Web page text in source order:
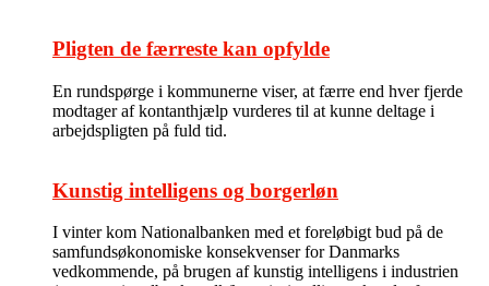
Pligten de færreste kan opfylde
En rundspørge i kommunerne viser, at færre end hver fjerde
modtager af kontanthjælp vurderes til at kunne deltage i
arbejdspligten på fuld tid.
Kunstig intelligens og borgerløn
I vinter kom Nationalbanken med et foreløbigt bud på de
samfundsøkonomiske konsekvenser for Danmarks
vedkommende, på brugen af kunstig intelligens i industrien